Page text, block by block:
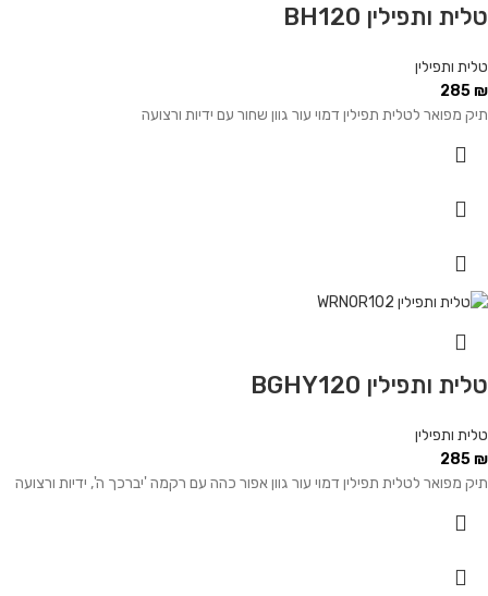
טלית ותפילין BH120
טלית ותפילין
285₪
תיק מפואר לטלית תפילין דמוי עור גוון שחור עם ידיות ורצועה
טלית ותפילין BGHY120
טלית ותפילין
285₪
תיק מפואר לטלית תפילין דמוי עור גוון אפור כהה עם רקמה 'יברכך ה', ידיות ורצועה